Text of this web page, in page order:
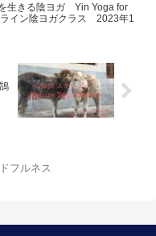
生きる陰ヨガ Yin Yoga for
イン陰ヨガクラス 2023年1
フルネス